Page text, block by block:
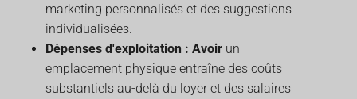
marketing personnalisés et des suggestions
individualisées.
Dépenses d'exploitation : Avoir un
emplacement physique entraîne des coûts
substantiels au-delà du loyer et des salaires